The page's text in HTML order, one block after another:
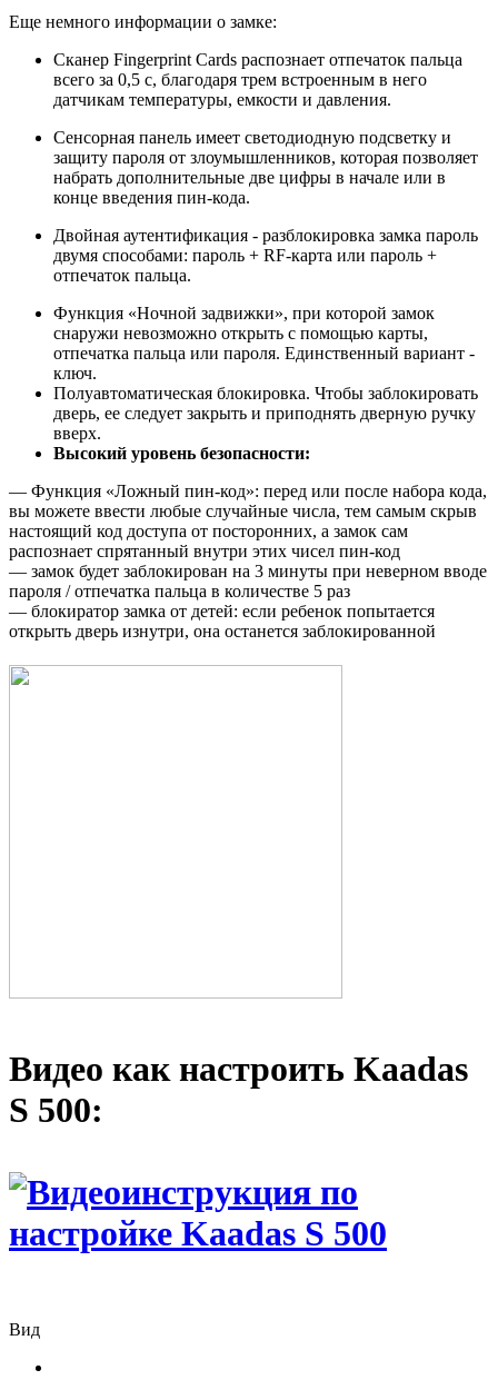
Еще немного информации о замке:
Сканер Fingerprint Cards распознает отпечаток пальца
всего за 0,5 с, благодаря трем встроенным в него
датчикам температуры, емкости и давления.
Сенсорная панель имеет светодиодную подсветку и
защиту пароля от злоумышленников, которая позволяет
набрать дополнительные две цифры в начале или в
конце введения пин-кода.
Двойная аутентификация - разблокировка замка пароль
двумя способами: пароль + RF-карта или пароль +
отпечаток пальца.
Функция «Ночной задвижки», при которой замок
снаружи невозможно открыть с помощью карты,
отпечатка пальца или пароля. Единственный вариант -
ключ.
Полуавтоматическая блокировка. Чтобы заблокировать
дверь, ее следует закрыть и приподнять дверную ручку
вверх.
Высокий уровень безопасности:
— Функция «Ложный пин-код»: перед или после набора кода,
вы можете ввести любые случайные числа, тем самым скрыв
настоящий код доступа от посторонних, а замок сам
распознает спрятанный внутри этих чисел пин-код
— замок будет заблокирован на 3 минуты при неверном вводе
пароля / отпечатка пальца в количестве 5 раз
— блокиратор замка от детей: если ребенок попытается
открыть дверь изнутри, она останется заблокированной
Видео как настроить Kaadas
S 500:
Вид